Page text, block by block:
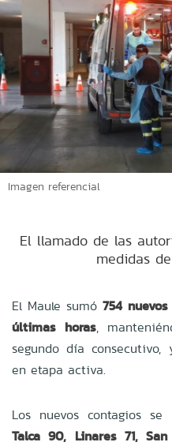
Imagen referencial
El llamado de las
medidas
El Maule sumó 754
últimas horas,
segundo día consecutivo,
en etapa activa.
Los nuevos contagios
Talca 90, Linares 71,